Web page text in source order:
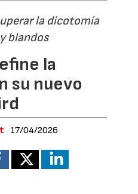
la dicotomía
blandos
la
su nuevo
17/04/2026